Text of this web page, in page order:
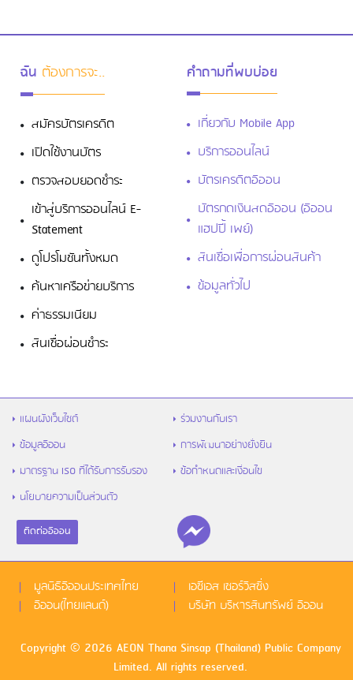
ฉัน ต้องการจะ..
สมัครบัตรเครดิต
เปิดใช้งานบัตร
ตรวจสอบยอดชำระ
เข้าสู่บริการออนไลน์ E-
Statement
ดูโปรโมชันทั้งหมด
ค้นหาเครือข่ายบริการ
ค่าธรรมเนียม
สินเชื่อผ่อนชำระ
คำถามที่พบบ่อย
เกี่ยวกับ Mobile App
บริการออนไลน์
บัตรเครดิตอิออน
บัตรกดเงินสดอิออน (อิออน
แฮปปี้ เพย์)
สินเชื่อเพื่อการผ่อนสินค้า
ข้อมูลทั่วไป
แผนผังเว็บไซต์
ร่วมงานกับเรา
ข้อมูลอิออน
การพัฒนาอย่างยั่งยืน
มาตรฐาน ISO ที่ได้รับการรับรอง
ข้อกำหนดและเงื่อนไข
นโยบายความเป็นส่วนตัว
ติดต่ออิออน
มูลนิธิอิออนประเทศไทย
เอซีเอส เซอร์วิสซิ่ง
อิออน(ไทยแลนด์)
บริษัท บริหารสินทรัพย์ อิออน
Copyright © 2026 AEON Thana Sinsap (Thailand) Public Company
Limited. All rights reserved.